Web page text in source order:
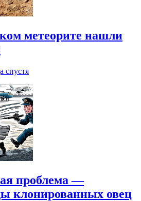
метеорите нашли
спустя
проблема —
клонированных овец